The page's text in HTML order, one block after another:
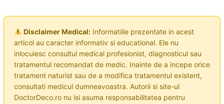
Disclaimer Medical:Informatiile prezentate in acest
articol au caracter informativ si educational. Ele nu
inlocuiesc consultul medical profesionist, diagnosticul sau
tratamentul recomandat de medic. Inainte de a incepe orice
tratament naturist sau de a modifica tratamentul existent,
consultati medicul dumneavoastra. Autorii si site-ul
DoctorDeco.ro nu isi asuma responsabilitatea pentru